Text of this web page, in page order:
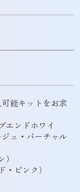
能キットをお求
エンドホワイ
ュ・バーチャル
ピンク）